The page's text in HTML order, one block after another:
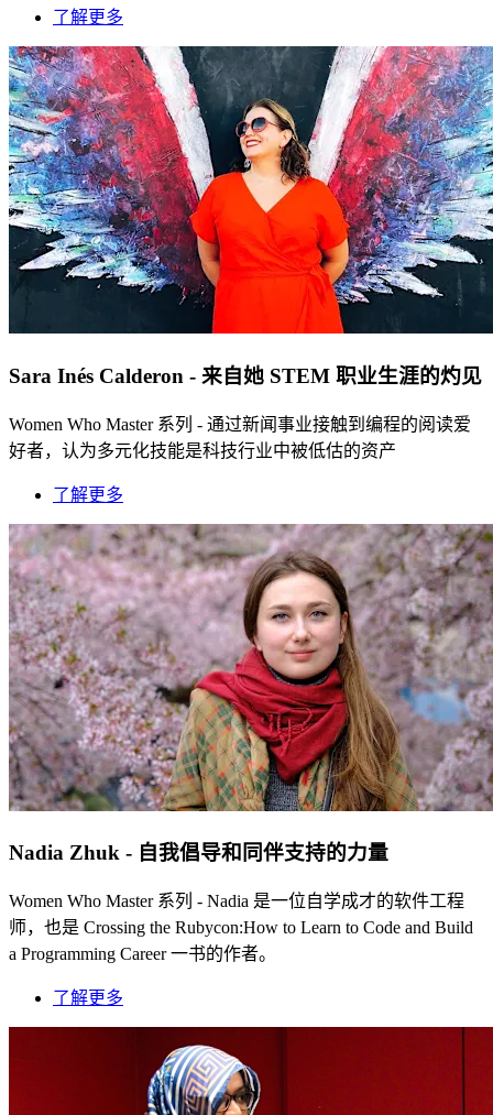
了解更多
Sara Inés Calderon - 来自她 STEM 职业生涯的灼见
Women Who Master 系列 - 通过新闻事业接触到编程的阅读爱
好者，认为多元化技能是科技行业中被低估的资产
了解更多
Nadia Zhuk - 自我倡导和同伴支持的力量
Women Who Master 系列 - Nadia 是一位自学成才的软件工程
师，也是 Crossing the Rubycon:How to Learn to Code and Build
a Programming Career 一书的作者。
了解更多